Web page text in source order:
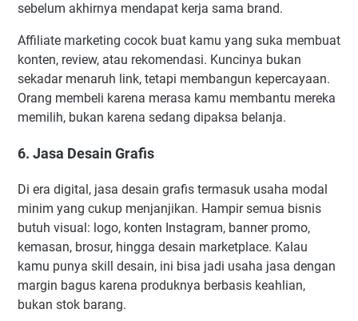
sebelum akhirnya mendapat kerja sama brand.
Affiliate marketing cocok buat kamu yang suka membuat
konten, review, atau rekomendasi. Kuncinya bukan
sekadar menaruh link, tetapi membangun kepercayaan.
Orang membeli karena merasa kamu membantu mereka
memilih, bukan karena sedang dipaksa belanja.
6. Jasa Desain Grafis
Di era digital, jasa desain grafis termasuk usaha modal
minim yang cukup menjanjikan. Hampir semua bisnis
butuh visual: logo, konten Instagram, banner promo,
kemasan, brosur, hingga desain marketplace. Kalau
kamu punya skill desain, ini bisa jadi usaha jasa dengan
margin bagus karena produknya berbasis keahlian,
bukan stok barang.